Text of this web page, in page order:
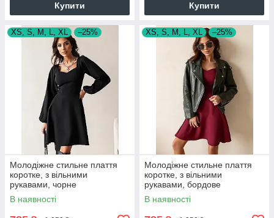
Купити Купити
XS, S, M, L, XL –25%
Молодіжне стильне плаття
коротке, з вільними
рукавами, чорне
В наявності
XS, S, M, L, XL –25%
Молодіжне стильне плаття
коротке, з вільними
рукавами, бордове
В наявності